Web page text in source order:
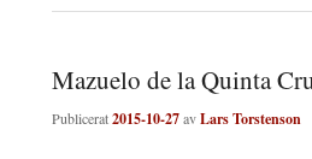
Mazuelo de la Quinta
Publicerat2015-10-27avLars Torstenson